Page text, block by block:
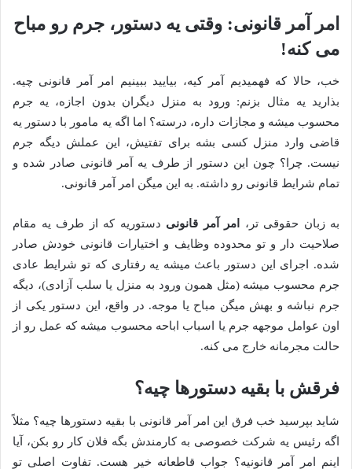
امر آمر قانونی: وقتی یه دستور، جرم رو مباح
می کنه!
خب، حالا که فهمیدیم آمر کیه، بیایید ببینیم امر آمر قانونی چیه.
بذارید یه مثال بزنم: ورود به منزل دیگران بدون اجازه، یه جرم
محسوب میشه و مجازات داره، درسته؟ اما اگه یه مامور با دستور یه
قاضی وارد منزل کسی بشه برای تفتیش، این عملش دیگه جرم
نیست. چرا؟ چون این دستور از طرف یه آمر قانونی صادر شده و
تمام شرایط قانونی رو داشته. به این میگن امر آمر قانونی.
به زبان حقوقی تر، امر آمر قانونی دستوریه که از طرف یه مقام
صلاحیت دار و تو محدوده وظایف و اختیارات قانونی خودش صادر
شده. اجرای این دستور باعث میشه یه رفتاری که تو شرایط عادی
جرم محسوب میشه (مثل همون ورود به منزل یا سلب آزادی)، دیگه
جرم نباشه و بهش میگن مباح یا موجه. در واقع، این دستور یکی از
اون عوامل موجهه جرم یا اسباب اباحه محسوب میشه که عمل رو از
حالت مجرمانه خارج می کنه.
فرقش با بقیه دستورها چیه؟
شاید بپرسید خب فرق این امر آمر قانونی با بقیه دستورها چیه؟ مثلاً
اگه رئیس یه شرکت خصوصی به کارمندش بگه فلان کار رو بکن، آیا
اینم امر آمر قانونیه؟ جواب قاطعانه خیر هست. تفاوت اصلی تو